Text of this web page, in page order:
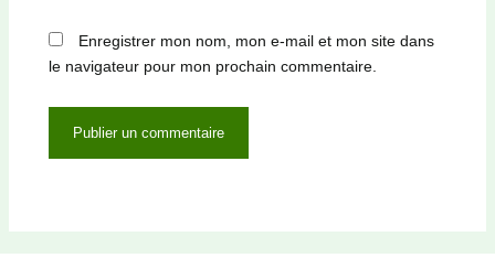
Enregistrer mon nom, mon e-mail et mon site dans
le navigateur pour mon prochain commentaire.